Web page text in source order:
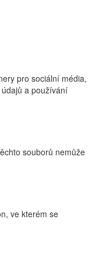
pro sociální média,
a používání
souborů nemůže
ve kterém se